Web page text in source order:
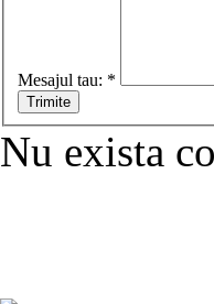
Mesajul tau: *
Nu exista